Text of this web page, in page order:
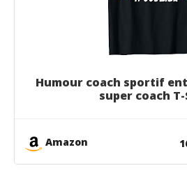
Humour coach sportif
super coach
Amazon